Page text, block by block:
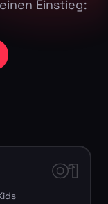
Einstieg:
01